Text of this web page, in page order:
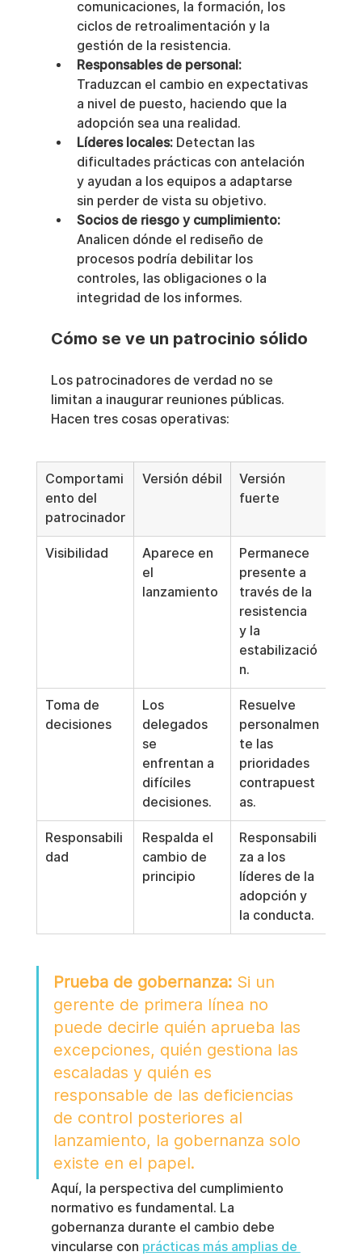
comunicaciones, la formación, los
ciclos de retroalimentación y la
gestión de la resistencia.
Responsables de personal:
Traduzcan el cambio en expectativas
a nivel de puesto, haciendo que la
adopción sea una realidad.
Líderes locales: Detectan las
dificultades prácticas con antelación
y ayudan a los equipos a adaptarse
sin perder de vista su objetivo.
Socios de riesgo y cumplimiento:
Analicen dónde el rediseño de
procesos podría debilitar los
controles, las obligaciones o la
integridad de los informes.
Cómo se ve un patrocinio sólido
Los patrocinadores de verdad no se
limitan a inaugurar reuniones públicas.
Hacen tres cosas operativas:
Comportami
ento del
patrocinador
Versión débil
Versión
fuerte
Visibilidad
Aparece en
el
lanzamiento
Permanece
presente a
través de la
resistencia
y la
estabilizació
n.
Toma de
decisiones
Los
delegados
se
enfrentan a
difíciles
decisiones.
Resuelve
personalmen
te las
prioridades
contrapuest
as.
Responsabili
dad
Respalda el
cambio de
principio
Responsabili
za a los
líderes de la
adopción y
la conducta.
Prueba de gobernanza: Si un
gerente de primera línea no
puede decirle quién aprueba las
excepciones, quién gestiona las
escaladas y quién es
responsable de las deficiencias
de control posteriores al
lanzamiento, la gobernanza solo
existe en el papel.
Aquí, la perspectiva del cumplimiento
normativo es fundamental. La
gobernanza durante el cambio debe
vincularse con prácticas más amplias de